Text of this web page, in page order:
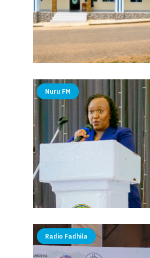
Nuru FM
Radio Fadhila